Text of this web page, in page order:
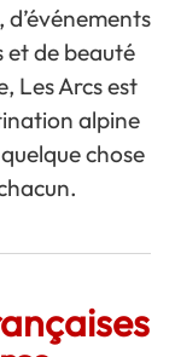
et de beauté
Les Arcs est
alpine
chose